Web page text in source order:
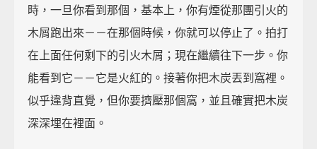
時，一旦你看到那個，基本上，你有煙從那團引火的
木屑跑出來－－在那個時候，你就可以停止了。拍打
在上面任何剩下的引火木屑；現在繼續往下一步。你
能看到它－－它是火紅的。接著你把木炭丟到窩裡。
似乎違背直覺，但你要擠壓那個窩，並且確實把木炭
深深埋在裡面。